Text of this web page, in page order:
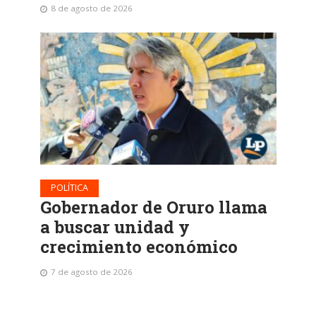
8 de agosto de 2026
POLÍTICA
Gobernador de Oruro llama
a buscar unidad y
crecimiento económico
7 de agosto de 2026